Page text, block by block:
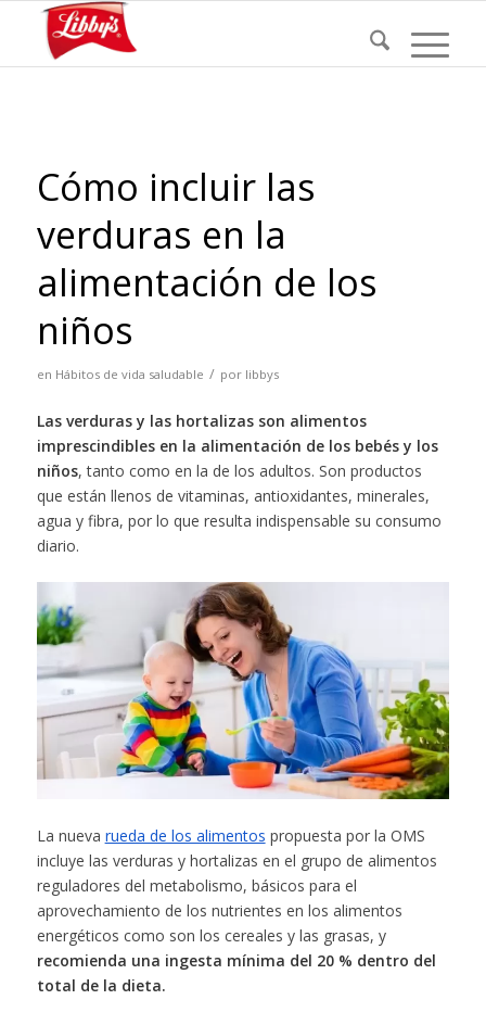
Cómo incluir las
verduras en la
alimentación de los
niños
en Hábitos de vida saludable / por libbys
Las verduras y las hortalizas son alimentos
imprescindibles en la alimentación de los bebés y los
niños, tanto como en la de los adultos. Son productos
que están llenos de vitaminas, antioxidantes, minerales,
agua y fibra, por lo que resulta indispensable su consumo
diario.
La nueva rueda de los alimentos propuesta por la OMS
incluye las verduras y hortalizas en el grupo de alimentos
reguladores del metabolismo, básicos para el
aprovechamiento de los nutrientes en los alimentos
energéticos como son los cereales y las grasas, y
recomienda una ingesta mínima del 20 % dentro del
total de la dieta.